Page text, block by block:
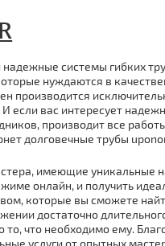
системы гибких
нуждаются в
производится
вас интересует
производит все
долговечные тpубы
имеющие уникальные
онлайн, и получить
которые вы сможете
достаточно
что необходимо ему.